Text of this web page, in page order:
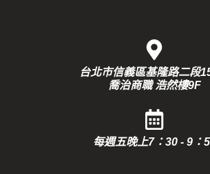
台北市信義區基隆路二段
喬治商職 浩然樓9F
每週五晚上7：30 - 9：